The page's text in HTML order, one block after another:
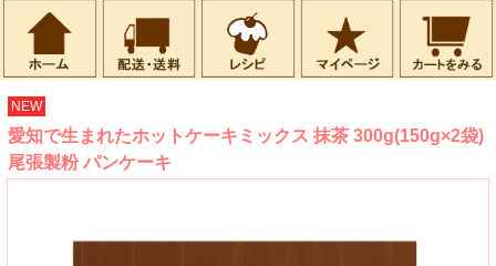
NEW
愛知で生まれたホットケーキミックス 抹茶 300g(150g×2袋)
尾張製粉 パンケーキ